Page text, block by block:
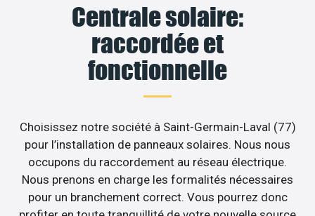
Centrale solaire:
raccordée et
fonctionnelle
Choisissez notre société à Saint-Germain-Laval (77)
pour l’installation de panneaux solaires. Nous nous
occupons du raccordement au réseau électrique.
Nous prenons en charge les formalités nécessaires
pour un branchement correct. Vous pourrez donc